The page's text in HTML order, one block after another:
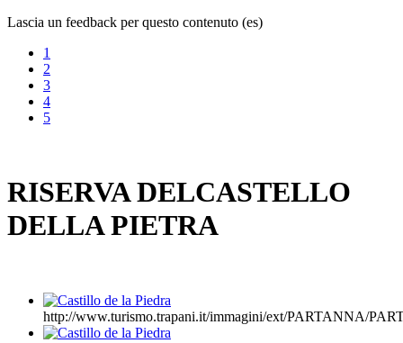
Lascia un feedback per questo contenuto (es)
1
2
3
4
5
RISERVA DELCASTELLO
DELLA PIETRA
http://www.turismo.trapani.it/immagini/ext/PARTANNA/